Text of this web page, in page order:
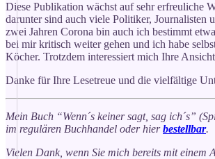
Diese Publikation wächst auf sehr erfreuliche
darunter sind auch viele Politiker, Journalisten
zwei Jahren Corona bin auch ich bestimmt
bei mir kritisch weiter gehen und ich habe
Köcher. Trotzdem interessiert mich Ihre Ansicht
Danke für Ihre Lesetreue und die vielfältige
Mein Buch “Wenn´s keiner sagt, sag ich´s”
im regulären Buchhandel oder hierbestellbar.
Vielen Dank, wenn Sie mich bereits mit einem